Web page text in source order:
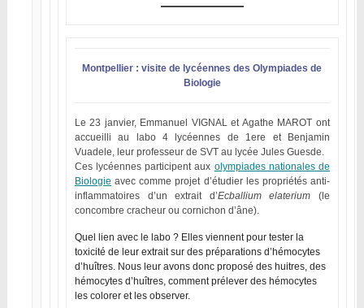
Montpellier : visite de lycéennes des Olympiades de
Biologie
Le 23 janvier, Emmanuel VIGNAL et Agathe MAROT ont
accueilli au labo 4 lycéennes de 1ere et Benjamin
Vuadele, leur professeur de SVT au lycée Jules Guesde.
Ces lycéennes participent aux olympiades nationales de
Biologie avec comme projet d’étudier les propriétés anti-
inflammatoires d’un extrait d’Ecballium elaterium (le
concombre cracheur ou cornichon d’âne).
Quel lien avec le labo ? Elles viennent pour tester la
toxicité de leur extrait sur des préparations d’hémocytes
d’huîtres. Nous leur avons donc proposé des huitres, des
hémocytes d’huîtres, comment prélever des hémocytes
les colorer et les observer.